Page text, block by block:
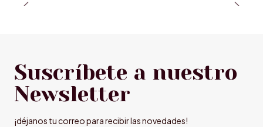
Suscríbete a nuestro
Newsletter
¡déjanos tu correo para recibir las novedades!